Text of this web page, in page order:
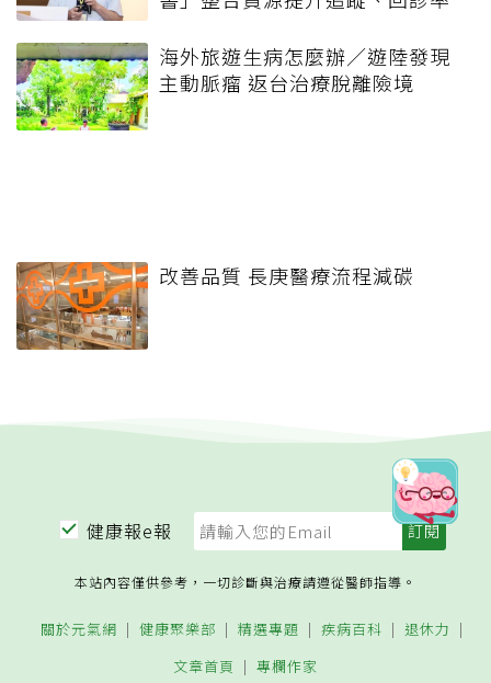
海外旅遊生病怎麼辦／遊陸發現
主動脈瘤 返台治療脫離險境
改善品質 長庚醫療流程減碳
健康報e報
本站內容僅供參考，一切診斷與治療請遵從醫師指導。
關於元氣網 健康聚樂部 精選專題 疾病百科
退休力
文章首頁
專欄作家